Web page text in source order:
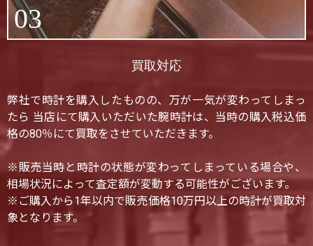
03
買取対応
弊社で時計を購入したものの、万が一気が変わってしまっ
たら 当店にて購入いただいた腕時計は、当時の購入税込価
格の80％にて買取をさせていただきます。
※販売当時と時計の状態が変わってしまっている場合や、
相場状況によって査定額が変動する可能性がございます。
※ご購入から1年以内で販売価格10万円以上の時計が買取対
象となります。